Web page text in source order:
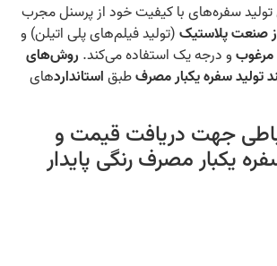
تولید سفره‌های با کیفیت خود از پرسنل مجرب
پلاستیک(تولید فیلم‌های پلی اتیلن) و
و درجه یک استفاده می‌کند.روش‌های
تولید سفره یکبار مصرفطبقاستانداردهای
جهت دریافت قیمت و
یکبار مصرف رنگی پایدار